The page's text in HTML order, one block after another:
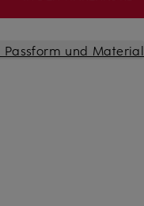
Passform und Material